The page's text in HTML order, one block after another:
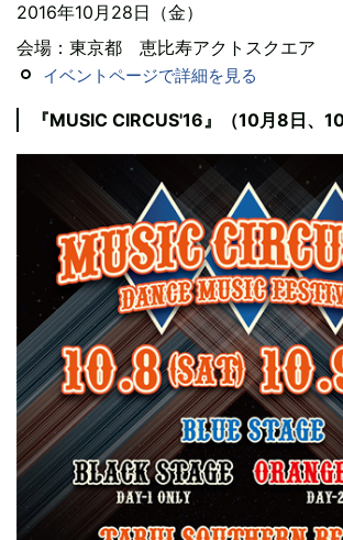
2016年10月28日（金）
会場：東京都 恵比寿アクトスクエア
イベントページで詳細を見る
『MUSIC CIRCUS'16』（10月8日、